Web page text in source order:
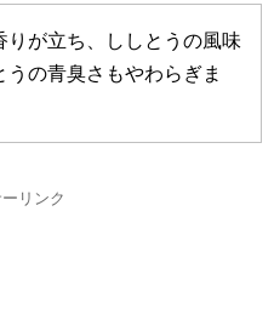
が立ち、ししとうの風味
の青臭さもやわらぎま
リンク